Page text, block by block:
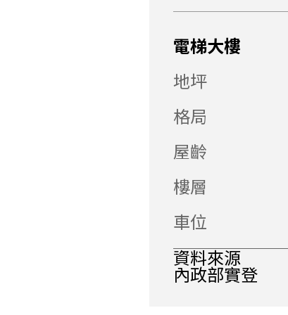
電梯大樓
地坪
格局
屋齡
樓層
車位
資料來源
內政部實登